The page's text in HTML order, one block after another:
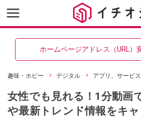
ホームページアドレス（URL）
趣味・ホビー デジタル アプリ、サービス
女性でも見れる！1分動画
や最新トレンド情報をキ